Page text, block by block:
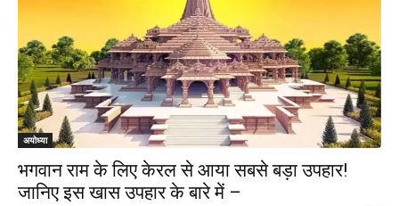
अयोध्या
भगवान राम के लिए केरल से आया सबसे बड़ा उपहार!
जानिए इस खास उपहार के बारे में –